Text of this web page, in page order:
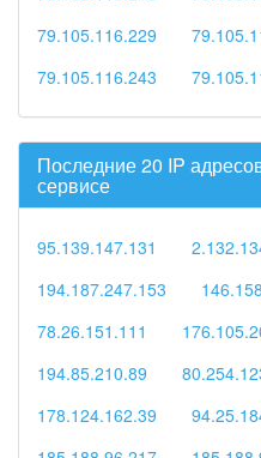
79.105.116.229
79.105.116.243
Последние 20 IP
сервисе
95.139.147.131
194.187.247.153
78.26.151.111
194.85.210.89
178.124.162.39